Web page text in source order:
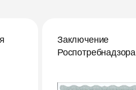
Заключение
Роспотребнадзора